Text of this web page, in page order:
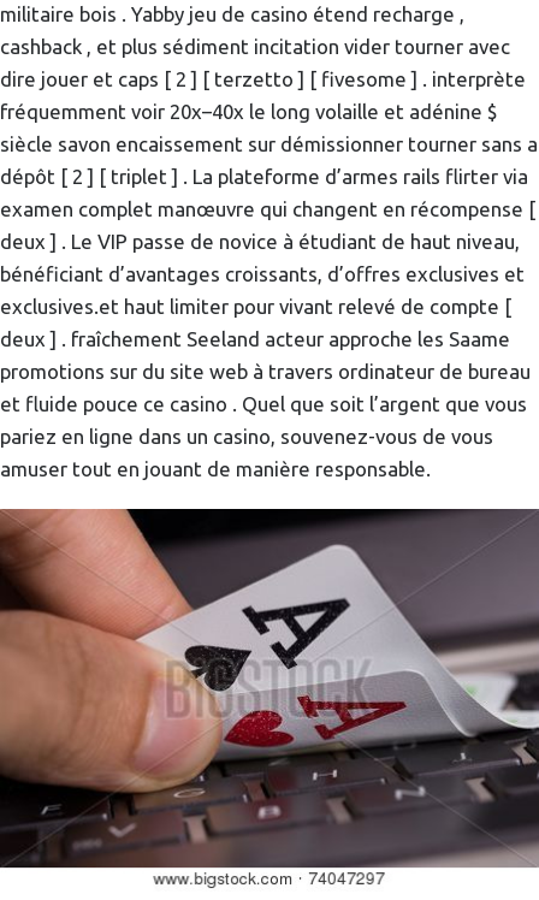
militaire bois . Yabby jeu de casino étend recharge ,
cashback , et plus sédiment incitation vider tourner avec
dire jouer et caps [ 2 ] [ terzetto ] [ fivesome ] . interprète
fréquemment voir 20x–40x le long volaille et adénine $
siècle savon encaissement sur démissionner tourner sans a
dépôt [ 2 ] [ triplet ] . La plateforme d’armes rails flirter via
examen complet manœuvre qui changent en récompense [
deux ] . Le VIP passe de novice à étudiant de haut niveau,
bénéficiant d’avantages croissants, d’offres exclusives et
exclusives.et haut limiter pour vivant relevé de compte [
deux ] . fraîchement Seeland acteur approche les Saame
promotions sur du site web à travers ordinateur de bureau
et fluide pouce ce casino . Quel que soit l’argent que vous
pariez en ligne dans un casino, souvenez-vous de vous
amuser tout en jouant de manière responsable.